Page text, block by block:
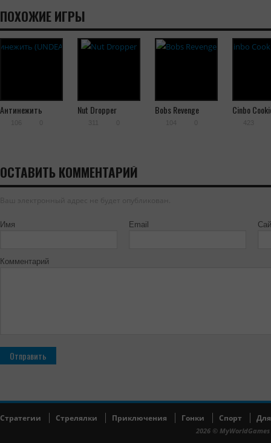
ПОХОЖИЕ ИГРЫ
Антинежить
Nut Dropper Bobs Revenge
Cinbo
ОСТАВИТЬ КОММЕНТАРИЙ
Ваш электронный адрес не будет опубликован.
Имя Email
Комментарий
Cтратегии Cтрелялки Приключения Гонки Спорт
2026 ©